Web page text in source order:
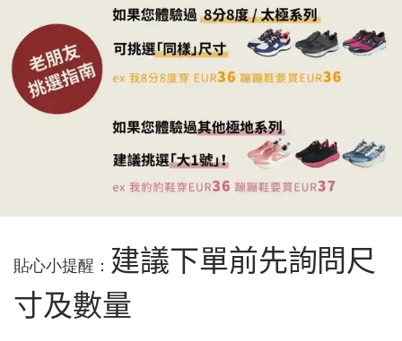
貼心小提醒： 建議下單前先詢問尺
寸及數量